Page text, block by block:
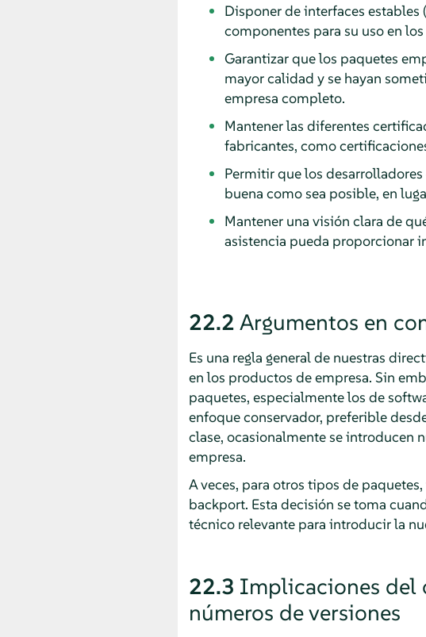
Disponer de interfaces
componentes para su uso en
Garantizar que los paquetes
mayor calidad y se hayan
empresa completo.
Mantener las diferentes
fabricantes, como
Permitir que los
buena como sea posible, en
Mantener una visión clara de
asistencia pueda proporcionar
22.2 Argumentos en
Es una regla general de nuestras
en los productos de empresa. Sin
paquetes, especialmente los de
enfoque conservador, preferible
clase, ocasionalmente se introducen
empresa.
A veces, para otros tipos de
backport. Esta decisión se toma
técnico relevante para introducir la
22.3 Implicaciones del
números de versiones